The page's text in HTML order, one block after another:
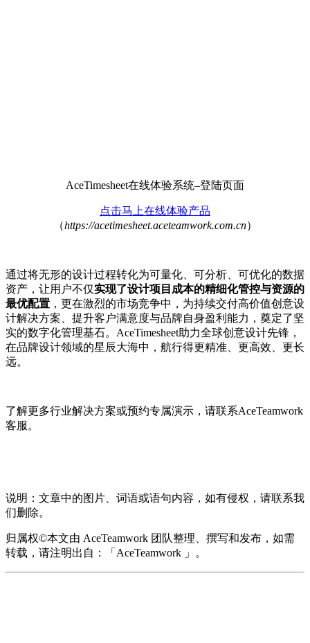
AceTimesheet在线体验系统–登陆页面
点击马上在线体验产品
（https://acetimesheet.aceteamwork.com.cn）
通过将无形的设计过程转化为可量化、可分析、可优化的数据
资产，让用户不仅实现了设计项目成本的精细化管控与资源的
最优配置 ，更在激烈的市场竞争中，为持续交付高价值创意设
计解决方案、提升客户满意度与品牌自身盈利能力，奠定了坚
实的数字化管理基石。AceTimesheet助力全球创意设计先锋，
在品牌设计领域的星辰大海中，航行得更精准、更高效、更长
远。
了解更多行业解决方案或预约专属演示，请联系AceTeamwork
客服。
说明：文章中的图片、词语或语句内容，如有侵权，请联系我
们删除。
归属权©本文由 AceTeamwork 团队整理、撰写和发布，如需
转载，请注明出自：「AceTeamwork 」。